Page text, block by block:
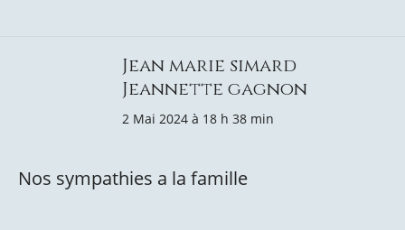
Jean marie simard
Jeannette gagnon
2 Mai 2024 à 18 h 38 min
Nos sympathies a la famille